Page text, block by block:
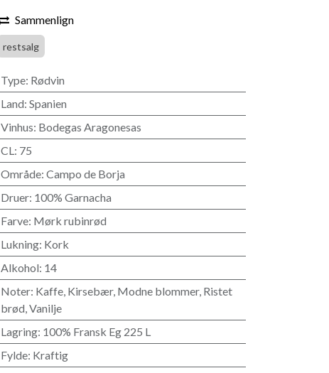
Sammenlign
restsalg
Type: Rødvin
Land: Spanien
Vinhus: Bodegas Aragonesas
CL : 75
Område: Campo de Borja
Druer: 100% Garnacha
Farve: Mørk rubinrød
Lukning: Kork
Alkohol: 14
Noter: Kaffe, Kirsebær, Modne blommer, Ristet
brød Vanilje
Lagring: 100% Fransk Eg 225 L
Fylde: Kraftig